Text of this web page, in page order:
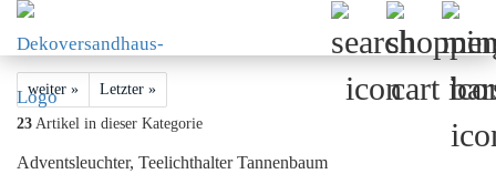
weiter » Letzter »
23 Artikel in dieser Kategorie
Adventsleuchter, Teelichthalter Tannenbaum